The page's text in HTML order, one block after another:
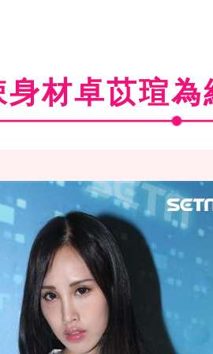
材卓苡瑄